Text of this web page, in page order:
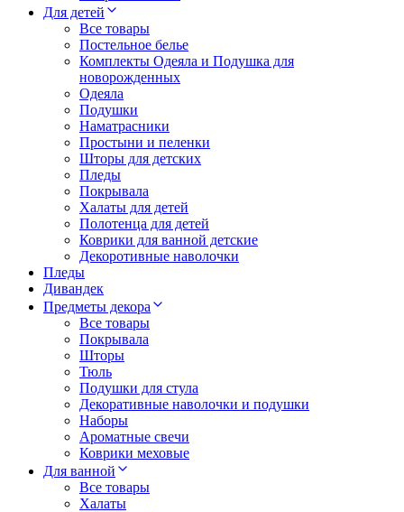
Для детей
Все товары
Постельное белье
Комплекты Одеяла и Подушка для
новорожденных
Одеяла
Подушки
Наматрасники
Простыни и пеленки
Шторы для детских
Пледы
Покрывала
Халаты для детей
Полотенца для детей
Коврики для ванной детские
Декоротивные наволочки
Пледы
Дивандек
Предметы декора
Все товары
Покрывала
Шторы
Тюль
Подушки для стула
Декоративные наволочки и подушки
Наборы
Ароматные свечи
Коврики меховые
Для ванной
Все товары
Халаты